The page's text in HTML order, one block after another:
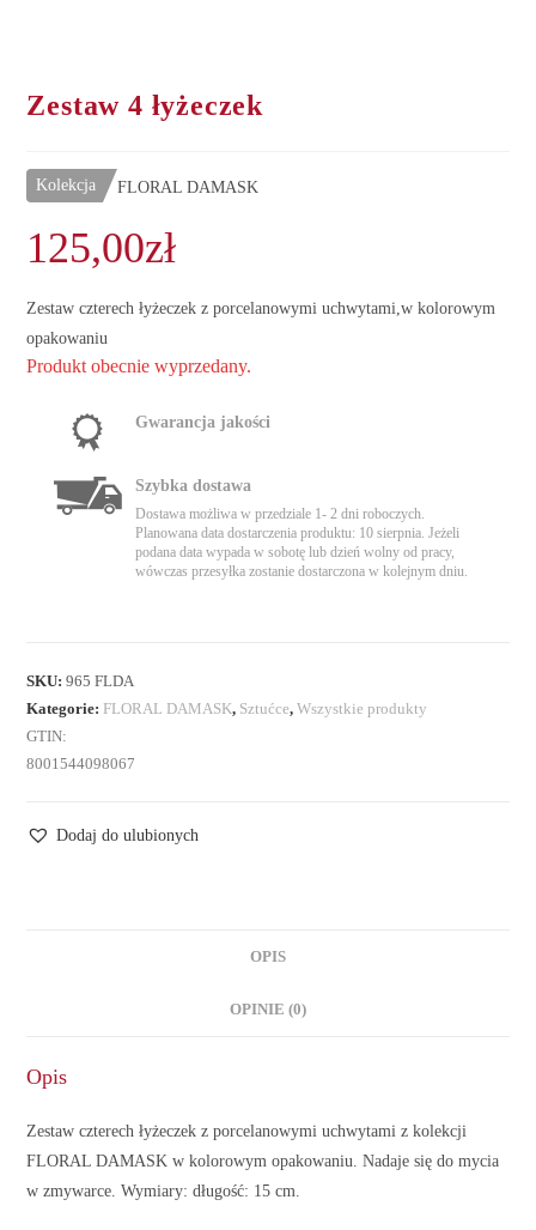
Zestaw 4 łyżeczek
Kolekcja FLORAL DAMASK
125,00zł
Zestaw czterech łyżeczek z porcelanowymi uchwytami,w kolorowym
opakowaniu
Produkt obecnie wyprzedany.
Gwarancja jakości
Szybka dostawa
Dostawa możliwa w przedziale 1- 2 dni roboczych.
Planowana data dostarczenia produktu: 10 sierpnia. Jeżeli
podana data wypada w sobotę lub dzień wolny od pracy,
wówczas przesyłka zostanie dostarczona w kolejnym dniu.
SKU:965 FLDA
Kategorie: FLORAL DAMASK, Sztućce,Wszystkie produkty
GTIN:
8001544098067
Dodaj do ulubionych
OPIS
OPINIE (0)
Opis
Zestaw czterech łyżeczek z porcelanowymi uchwytami z kolekcji
FLORAL DAMASK w kolorowym opakowaniu. Nadaje się do mycia
w zmywarce. Wymiary: długość: 15 cm.